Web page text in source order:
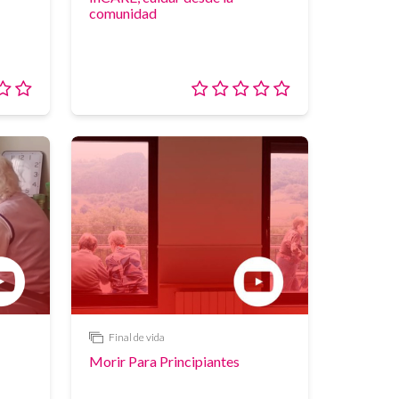
Valoración:
0/5
comunidad
Valoración:
0/5
Enlace
Final de vida
Morir Para Principiantes